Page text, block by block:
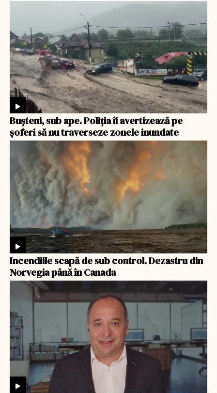
Bușteni, sub ape. Poliția îi avertizează pe
șoferi să nu traverseze zonele inundate
Incendiile scapă de sub control. Dezastru din
Norvegia până în Canada